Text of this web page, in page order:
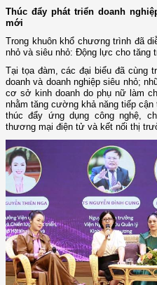
Thúc đẩy phát triển doanh
mới
Trong khuôn khổ chương trình đã
nhỏ và siêu nhỏ: Động lực cho tăng
Tại tọa đàm, các đại biểu đã cùng
doanh và doanh nghiệp siêu nhỏ;
cơ sở kinh doanh do phụ nữ làm
nhằm tăng cường khả năng tiếp
thúc đẩy ứng dụng công nghệ,
thương mại điện tử và kết nối thị